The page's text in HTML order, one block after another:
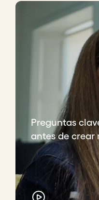
Preguntas
antes de crear